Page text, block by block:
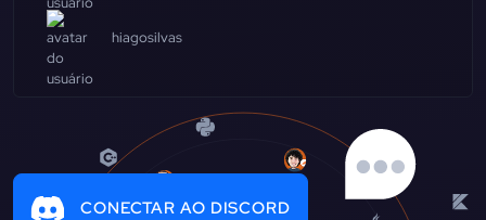
hiagosilvas
CONECTAR AO DISCORD